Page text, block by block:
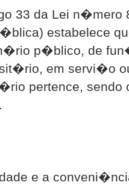
33 da Lei n�mero
estabelece
p�blico, de
em servi�o
pertence, sendo
e a